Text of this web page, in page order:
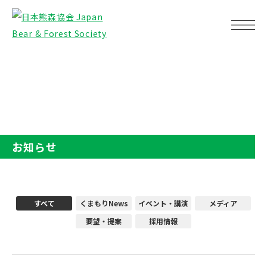
お知らせ
すべて くまもりNews イベント・講演
メディア
要望・提案
採用情報